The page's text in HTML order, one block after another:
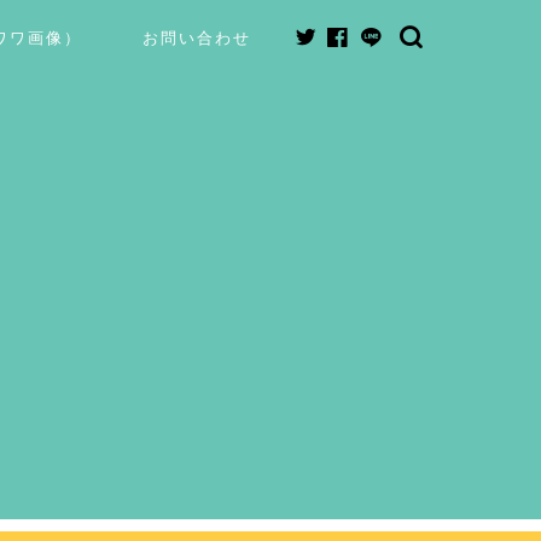
画像） お問い合わせ